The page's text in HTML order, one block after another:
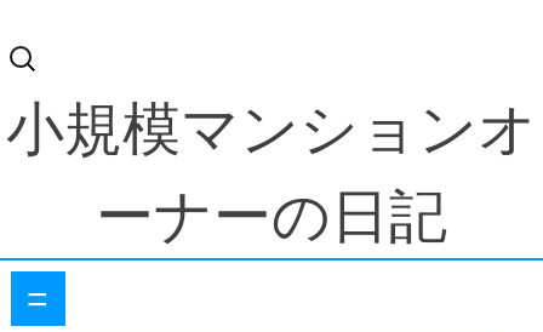
検
索:
小規模マンションオ
ーナーの日記
=